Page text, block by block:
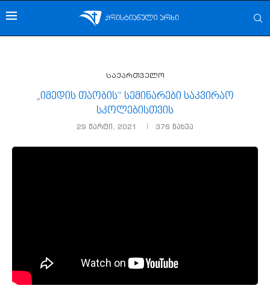
საქართველო
„იმედის თაობის“ სემინარები საკვირაო
სკოლებისთვის
29 მარტი, 2021 376 ნახვა